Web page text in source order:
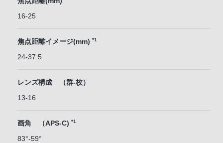
16-25
焦点距離イメージ(mm) *1
24-37.5
レンズ構成 （群-枚）
13-16
画角 （APS-C) *1
83°-59°